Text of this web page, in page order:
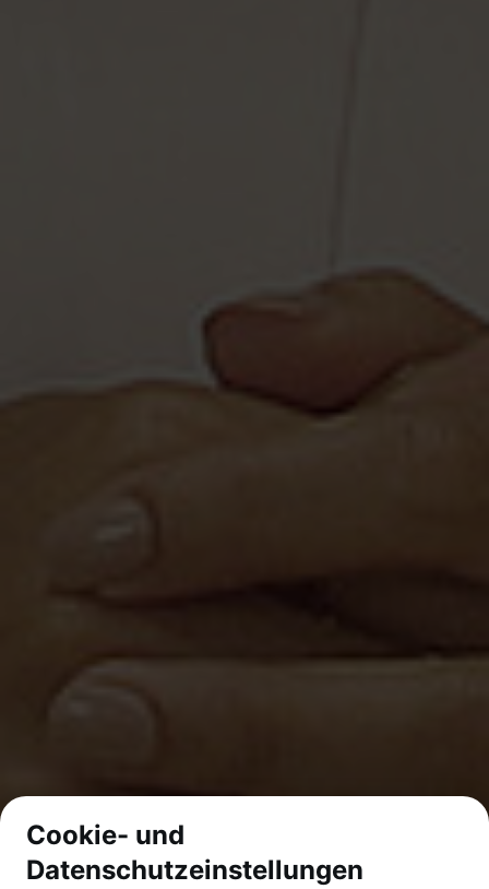
Cookie- und
Datenschutzeinstellungen